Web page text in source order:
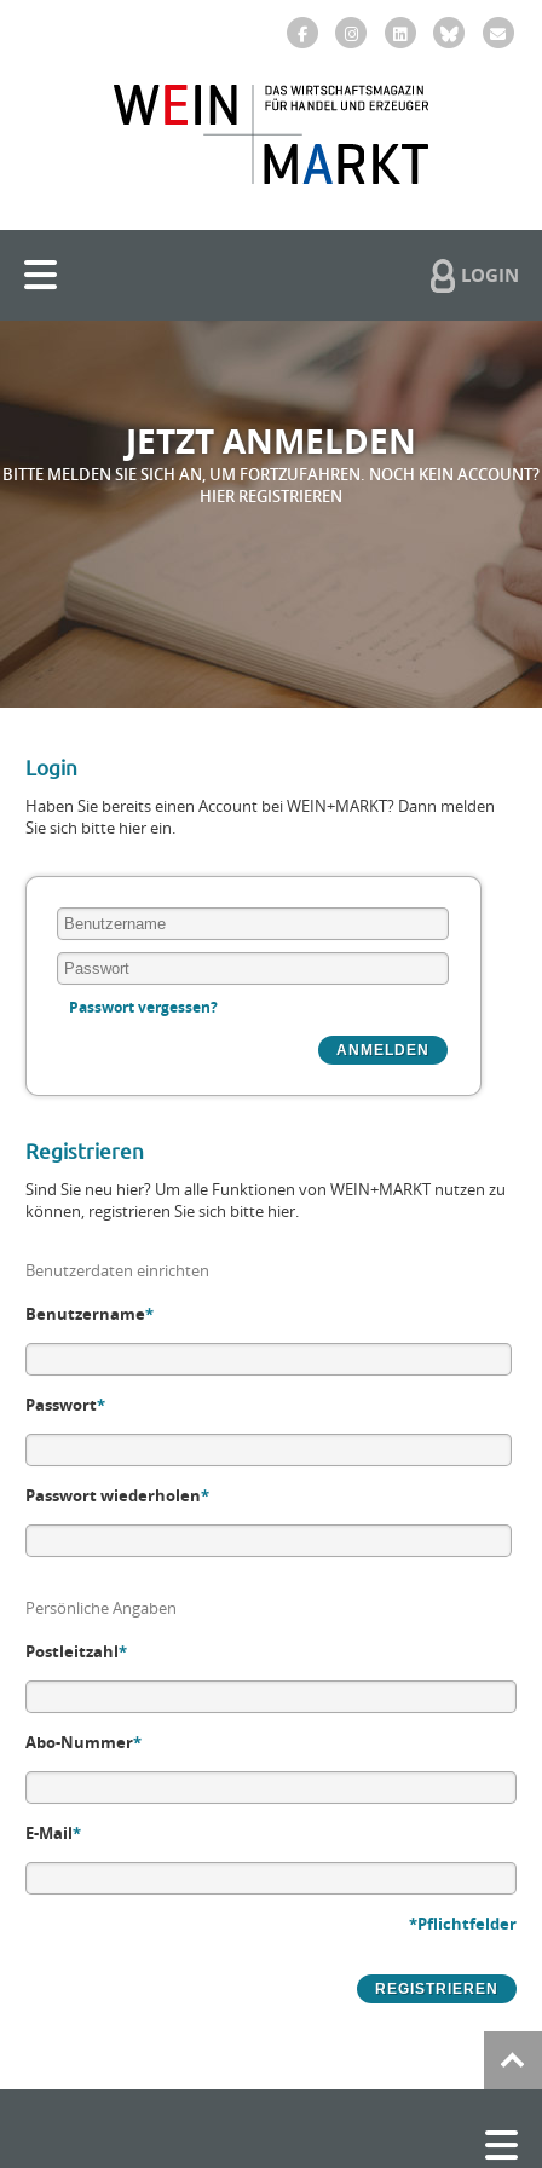
LOGIN
JETZT ANMELDEN
BITTE MELDEN SIE SICH AN, UM FORTZUFAHREN. NOCH KEIN ACCOUNT?
HIER REGISTRIEREN
Login
Haben Sie bereits einen Account bei WEIN+MARKT? Dann melden
Sie sich bitte hier ein.
Passwort vergessen?
Registrieren
Sind Sie neu hier? Um alle Funktionen von WEIN+MARKT nutzen zu
können, registrieren Sie sich bitte hier.
Benutzerdaten einrichten
Benutzername*
Passwort*
Passwort wiederholen*
Persönliche Angaben
Postleitzahl*
Abo-Nummer*
E-Mail*
*Pflichtfelder